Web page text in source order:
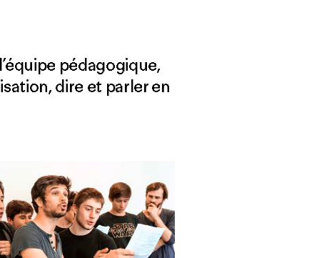
pédagogique,
dire et parler en